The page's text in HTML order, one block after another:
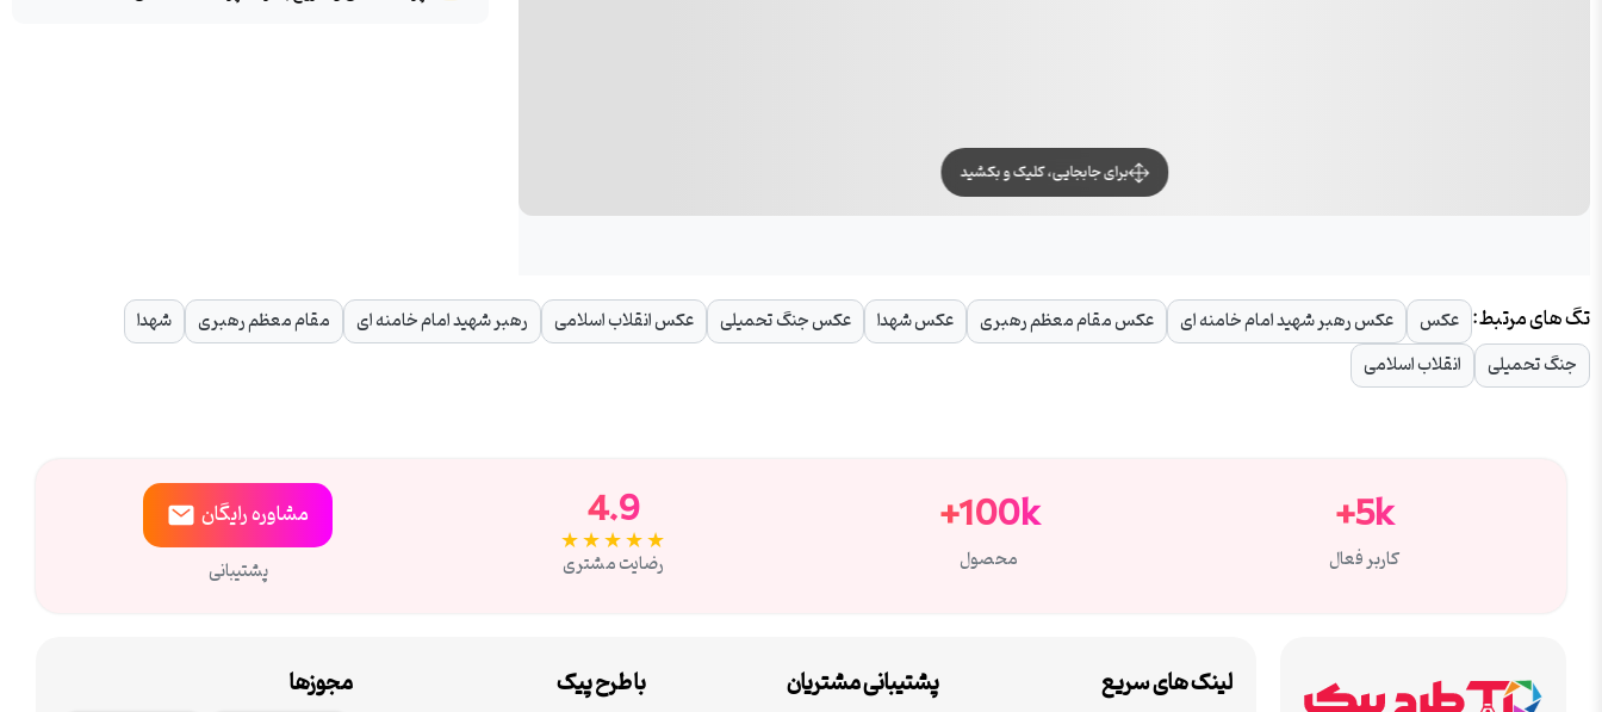
برای جابجایی، کلیک و بکشید
تگ های مرتبط: عکس عکس رهبر شهید امام خامنه ای عکس مقام معظم رهبری عکس شهدا عکس جنگ تحمیلی عکس انقلاب اسلامی رهبر شهید امام خامنه ای مقام معظم رهبری
شهدا
جنگ تحمیلی
انقلاب اسلامی
5k+
کاربر فعال
100k+
محصول
4.9
★★★★★
رضایت مشتری
مشاورهرایگان
پشتیبانی
لینک های سریع پشتیبانی مشتریان با طرح پیک مجوزها